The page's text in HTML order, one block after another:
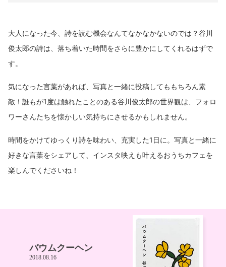
大人になった今、詩を読む機会なんてなかなかないのでは？谷川
俊太郎の詩は、落ち着いた時間をさらに豊かにしてくれるはずで
す。
気になった言葉があれば、写真と一緒に投稿してももちろん素
敵！誰もが1度は触れたことのある谷川俊太郎の世界観は、フォロ
ワーさんたちを懐かしい気持ちにさせるかもしれません。
時間をかけてゆっくり詩を味わい、充実した1日に。写真と一緒に
好きな言葉をシェアして、インスタ映えも叶えるおうちカフェを
楽しんでくださいね！